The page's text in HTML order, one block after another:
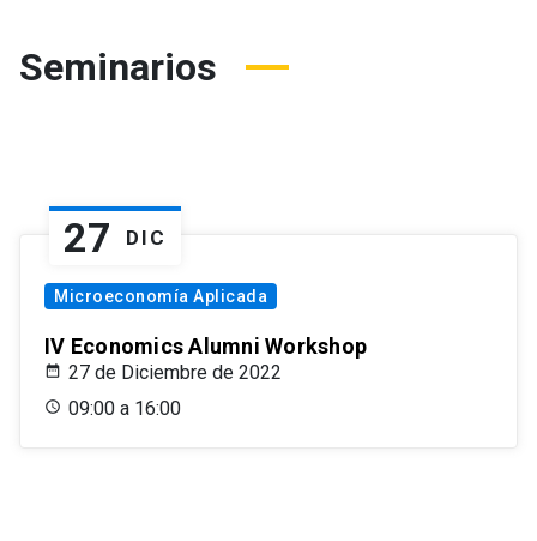
Seminarios
27 DIC
Microeconomía Aplicada
IV Economics Alumni Workshop
27 de Diciembre de 2022
09:00 a 16:00